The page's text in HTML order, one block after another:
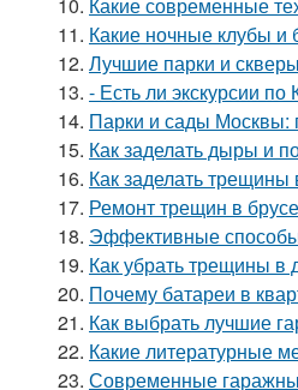
11. Какие ночные клубы
12. Лучшие парки и
13. - Есть ли экскурсии
14. Парки и сады Москвы:
15. Как заделать дыры и
16. Как заделать
17. Ремонт трещин в
18. Эффективные
19. Как убрать трещины в
20. Почему батареи в
21. Как выбрать лучшие
22. Какие литературные
23. Современные